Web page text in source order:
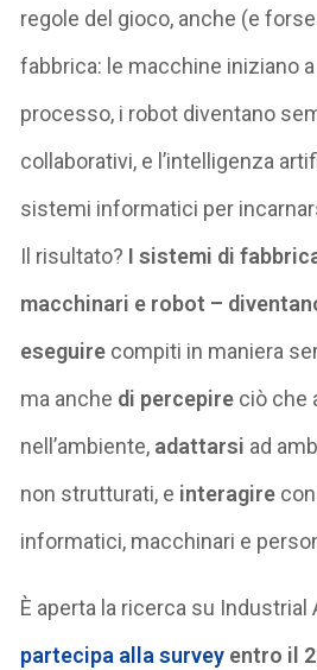
regole del gioco, anche (e
fabbrica: le macchine iniziano
processo, i robot diventano
collaborativi, e l’intelligenza
sistemi informatici per
Il risultato? I sistemi di
macchinari e robot –
eseguire compiti in maniera
ma anche di percepire ciò che
nell’ambiente, adattarsi ad
non strutturati, e interagire
informatici, macchinari e
È aperta la ricerca su Industrial
partecipa alla survey entro il